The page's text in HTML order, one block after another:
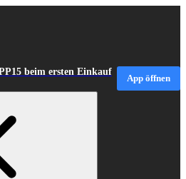
beim ersten Einkauf
App öffnen